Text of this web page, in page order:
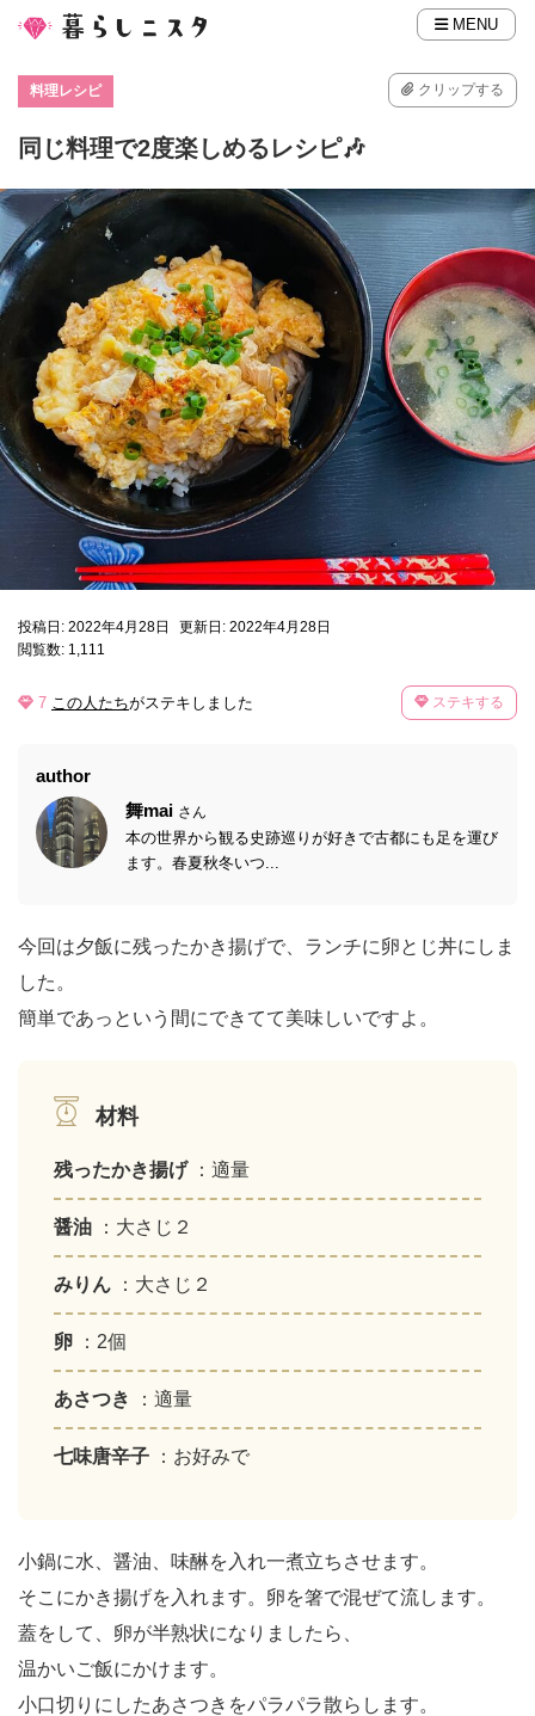
MENU
料理レシピ クリップする
同じ料理で2度楽しめるレシピ🎶
投稿日: 2022年4月28日
更新日: 2022年4月28日
閲覧数: 1,111
7 この人たちがステキしました ステキする
author
舞mai さん
本の世界から観る史跡巡りが好きで古都にも足を運び
ます。春夏秋冬いつ...
今回は夕飯に残ったかき揚げで、ランチに卵とじ丼にしま
した。
簡単であっという間にできてて美味しいですよ。
材料
残ったかき揚げ ：適量
醤油 ：大さじ２
みりん ：大さじ２
卵 ：2個
あさつき ：適量
七味唐辛子 ：お好みで
小鍋に水、醤油、味醂を入れ一煮立ちさせます。
そこにかき揚げを入れます。卵を箸で混ぜて流します。
蓋をして、卵が半熟状になりましたら、
温かいご飯にかけます。
小口切りにしたあさつきをパラパラ散らします。